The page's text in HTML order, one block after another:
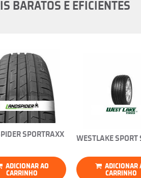
BARATOS E EFICIENTES
SPORTRAXX
WESTLAKE SPORT
ADICIONAR AO
CARRINHO
ADICIONAR AO
CARRINHO